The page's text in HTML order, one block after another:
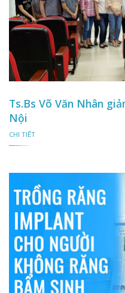
Ts.Bs Võ Văn Nhân
Nội
CHI TIẾT